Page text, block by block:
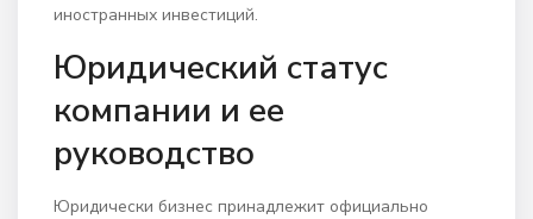
иностранных инвестиций.
Юридический статус
компании и ее
руководство
Юридически бизнес принадлежит официально